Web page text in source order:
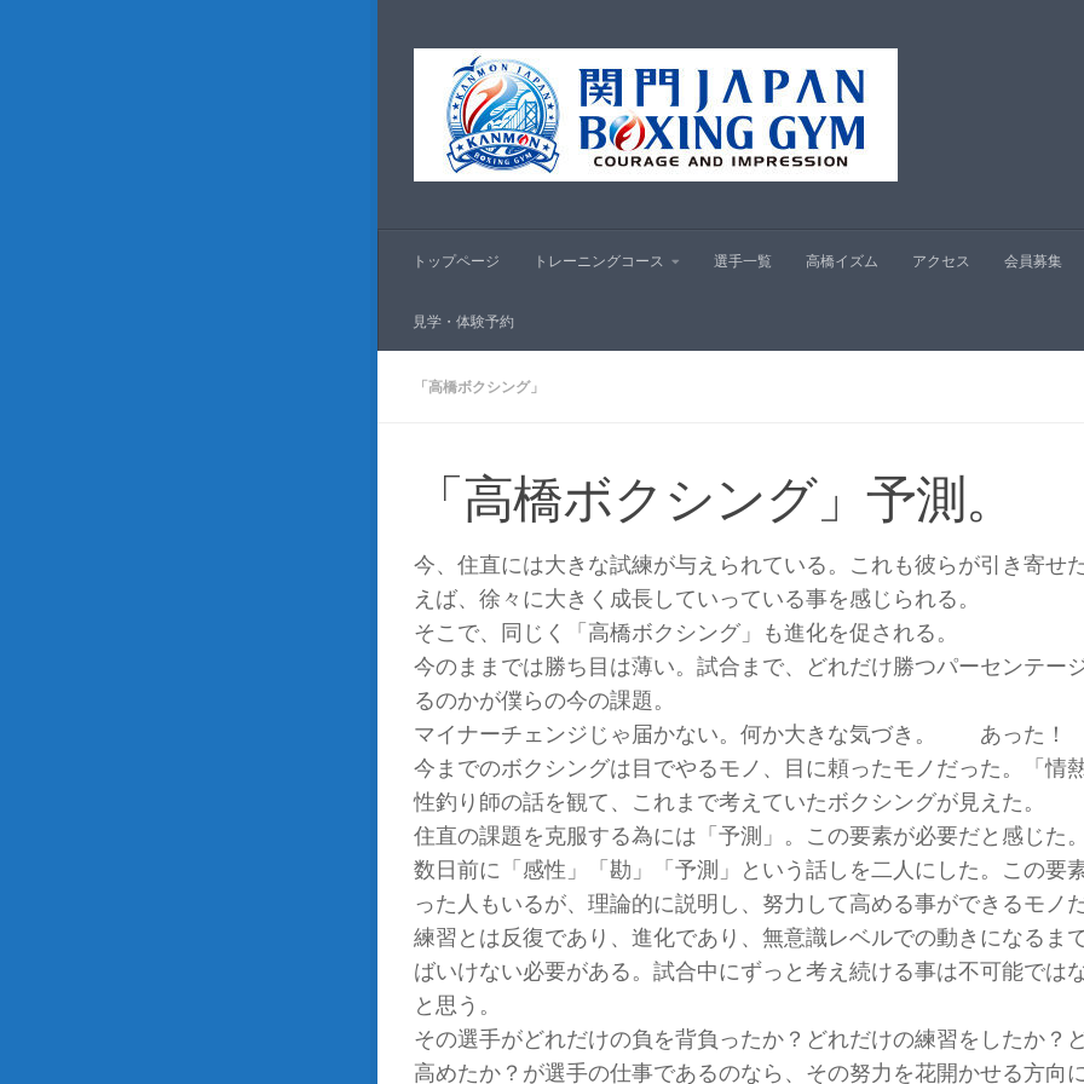
トップページ トレーニングコース 選手一覧 高橋イズム アクセス 会員募集
見学・体験予約
「高橋ボクシング」
「高橋ボクシング」予測。
今、住直には大きな試練が与えられている。これも彼らが引き寄せ
えば、徐々に大きく成長していっている事を感じられる。
そこで、同じく「高橋ボクシング」も進化を促される。
今のままでは勝ち目は薄い。試合まで、どれだけ勝つパーセンテー
るのかが僕らの今の課題。
マイナーチェンジじゃ届かない。何か大きな気づき。 あった！
今までのボクシングは目でやるモノ、目に頼ったモノだった。「情
性釣り師の話を観て、これまで考えていたボクシングが見えた。
住直の課題を克服する為には「予測」。この要素が必要だと感じた。
数日前に「感性」「勘」「予測」という話しを二人にした。この要
った人もいるが、理論的に説明し、努力して高める事ができるモノだ
練習とは反復であり、進化であり、無意識レベルでの動きになるま
ばいけない必要がある。試合中にずっと考え続ける事は不可能では
と思う。
その選手がどれだけの負を背負ったか？どれだけの練習をしたか？
高めたか？が選手の仕事であるのなら、その努力を花開かせる方向